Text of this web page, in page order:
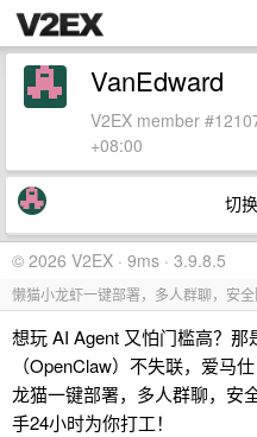
VanEdward
V2EX member
+08:00
切
© 2026 V2EX · 9ms · 3.9.8.5
懒猫小龙虾一键部署，多人群聊，安
想玩 AI Agent 又怕门槛高？那
（OpenClaw）不失联，爱马
龙猫一键部署，多人群聊，安
手24小时为你打工！